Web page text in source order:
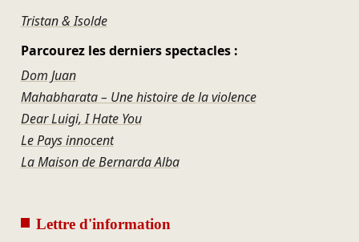
Tristan & Isolde
Parcourez les derniers spectacles :
Dom Juan
Mahabharata – Une histoire de la violence
Dear Luigi, I Hate You
Le Pays innocent
La Maison de Bernarda Alba
Lettre d'information